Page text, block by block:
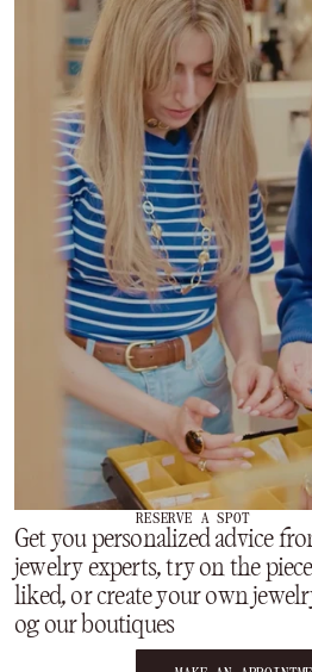
RESERVE A SPOT
Get you personalized advice
jewelry experts, try on the
liked, or create your own
og our boutiques